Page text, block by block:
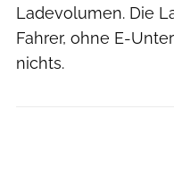
Ladevolumen. Die
Fahrer, ohne E-
nichts.